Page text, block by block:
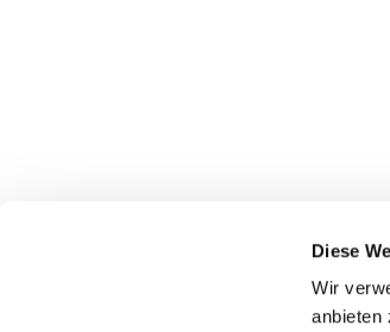
Diese
Wir
anbieten